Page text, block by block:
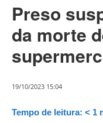
Preso
da morte
19/10/2023 15:04
Tempo de leitura: < 1